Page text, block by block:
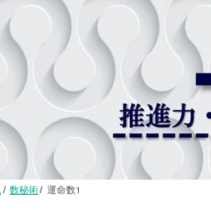
数秘術 運命数1